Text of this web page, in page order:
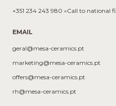
+351 234 243 980 «Call to national
EMAIL
geral@mesa-ceramics.pt
marketing@mesa-ceramics.pt
offers@mesa-ceramics.pt
rh@mesa-ceramics.pt